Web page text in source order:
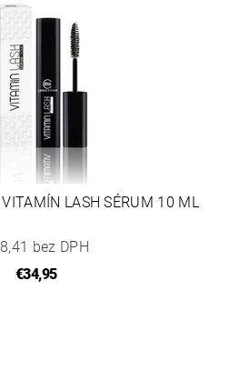
LASH SÉRUM 10 ML
bez DPH
€34,95